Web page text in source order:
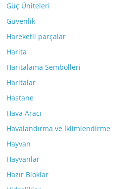
Güç Üniteleri
Güvenlik
Hareketli parçalar
Harita
Haritalama Sembolleri
Haritalar
Hastane
Hava Aracı
Havalandırma ve İklimlendirme
Hayvan
Hayvanlar
Hazır Bloklar